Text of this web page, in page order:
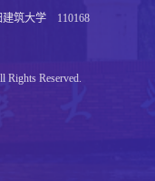
建筑大学 110168
Reserved.